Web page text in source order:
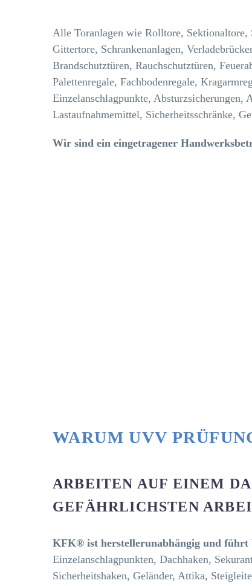
Alle Toranlagen wie Rolltore,
Gittertore, Schrankenanlagen,
Brandschutztüren, Rauchschutztüren,
Palettenregale, Fachbodenregale,
Einzelanschlagpunkte,
Lastaufnahmemittel, Sicherheitsschränke,
Wir sind ein eingetragener
WARUM UVV
ARBEITEN AUF EINEM
GEFÄHRLICHSTEN
KFK® ist herstellerunabhängig und führt
Einzelanschlagpunkten, Dachhaken,
Sicherheitshaken, Geländer, Attika,